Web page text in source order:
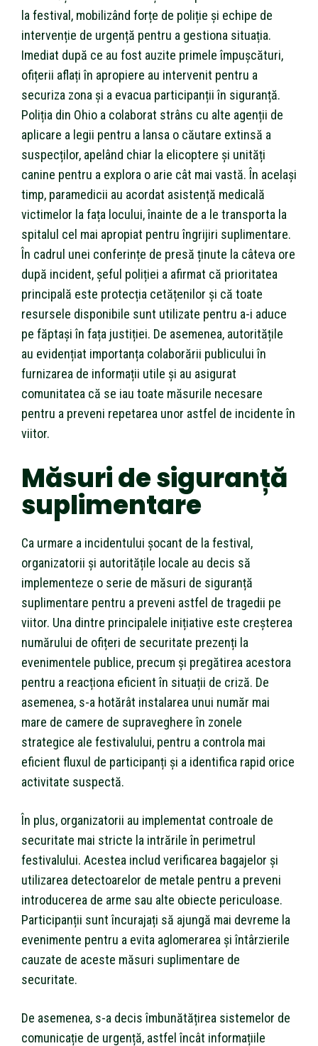
la festival, mobilizând forțe de poliție și echipe de
intervenție de urgență pentru a gestiona situația.
Imediat după ce au fost auzite primele împușcături,
ofițerii aflați în apropiere au intervenit pentru a
securiza zona și a evacua participanții în siguranță.
Poliția din Ohio a colaborat strâns cu alte agenții de
aplicare a legii pentru a lansa o căutare extinsă a
suspecților, apelând chiar la elicoptere și unități
canine pentru a explora o arie cât mai vastă. În același
timp, paramedicii au acordat asistență medicală
victimelor la fața locului, înainte de a le transporta la
spitalul cel mai apropiat pentru îngrijiri suplimentare.
În cadrul unei conferințe de presă ținute la câteva ore
după incident, șeful poliției a afirmat că prioritatea
principală este protecția cetățenilor și că toate
resursele disponibile sunt utilizate pentru a-i aduce
pe făptași în fața justiției. De asemenea, autoritățile
au evidențiat importanța colaborării publicului în
furnizarea de informații utile și au asigurat
comunitatea că se iau toate măsurile necesare
pentru a preveni repetarea unor astfel de incidente în
viitor.
Măsuri de siguranță
suplimentare
Ca urmare a incidentului șocant de la festival,
organizatorii și autoritățile locale au decis să
implementeze o serie de măsuri de siguranță
suplimentare pentru a preveni astfel de tragedii pe
viitor. Una dintre principalele inițiative este creșterea
numărului de ofițeri de securitate prezenți la
evenimentele publice, precum și pregătirea acestora
pentru a reacționa eficient în situații de criză. De
asemenea, s-a hotărât instalarea unui număr mai
mare de camere de supraveghere în zonele
strategice ale festivalului, pentru a controla mai
eficient fluxul de participanți și a identifica rapid orice
activitate suspectă.
În plus, organizatorii au implementat controale de
securitate mai stricte la intrările în perimetrul
festivalului. Acestea includ verificarea bagajelor și
utilizarea detectoarelor de metale pentru a preveni
introducerea de arme sau alte obiecte periculoase.
Participanții sunt încurajați să ajungă mai devreme la
evenimente pentru a evita aglomerarea și întârzierile
cauzate de aceste măsuri suplimentare de
securitate.
De asemenea, s-a decis îmbunătățirea sistemelor de
comunicație de urgență, astfel încât informațiile